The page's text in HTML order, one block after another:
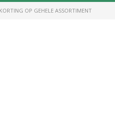
OP GEHELE ASSORTIMENT